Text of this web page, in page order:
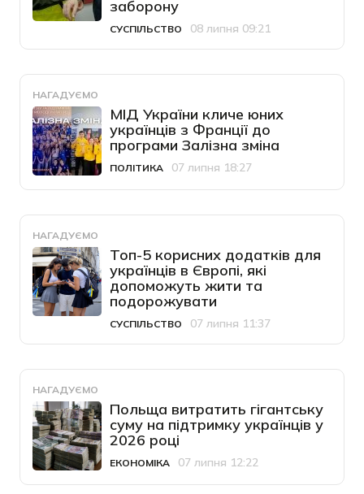
заборону
Категорія
СУСПІЛЬСТВО
Дата публікації08 липня 09:21
НАГАДУЄМО
МІД України кличе юних
українців з Франції до
програми Залізна зміна
Категорія
ПОЛІТИКА
Дата публікації
07 липня 18:27
НАГАДУЄМО
Топ-5 корисних додатків для
українців в Європі, які
допоможуть жити та
подорожувати
Категорія
СУСПІЛЬСТВО
Дата публікації07 липня 11:37
НАГАДУЄМО
Польща витратить гігантську
суму на підтримку українців у
2026 році
Категорія
ЕКОНОМІКА
Дата публікації
07 липня 12:22